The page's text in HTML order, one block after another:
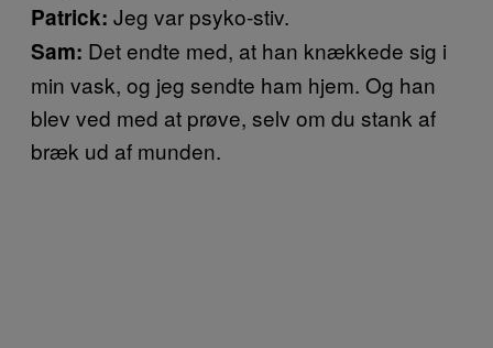
Patrick: Jeg var psyko-stiv.
Sam: Det endte med, at han knækkede sig i
min vask, og jeg sendte ham hjem. Og han
blev ved med at prøve, selv om du stank af
bræk ud af munden.